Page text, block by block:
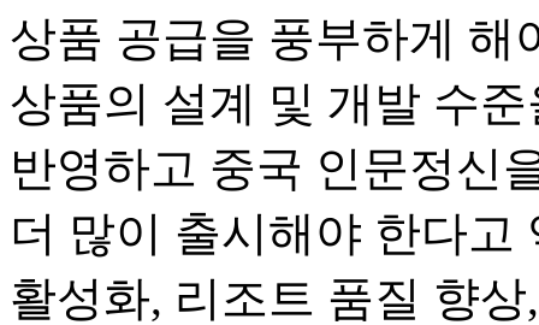
상품 공급을 풍부하게 해
상품의 설계 및 개발 수
반영하고 중국 인문정신
더 많이 출시해야 한다고
활성화, 리조트 품질 향